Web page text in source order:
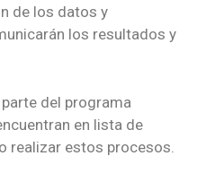
de los datos y
los resultados y
del programa
en lista de
realizar estos procesos.